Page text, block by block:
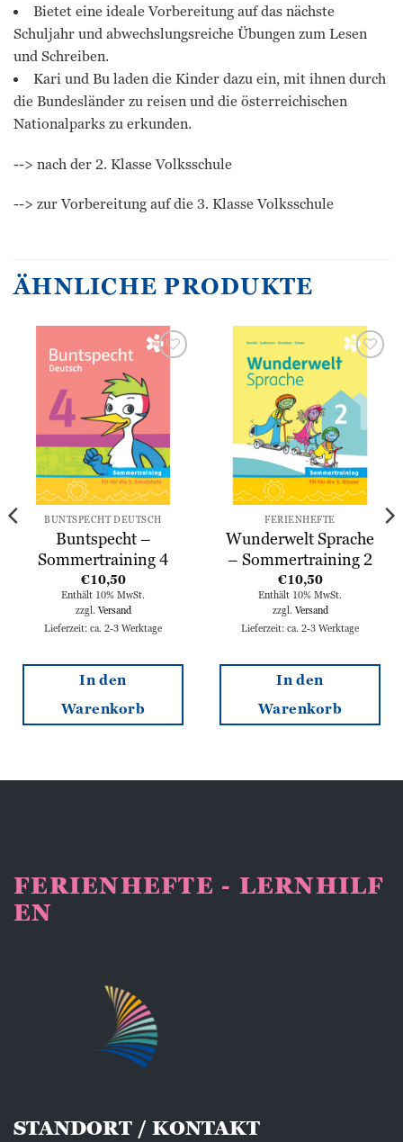
Bietet eine ideale Vorbereitung auf das nächste
Schuljahr und abwechslungsreiche Übungen zum Lesen
und Schreiben.
Kari und Bu laden die Kinder dazu ein, mit ihnen durch
die Bundesländer zu reisen und die österreichischen
Nationalparks zu erkunden.
--> nach der 2. Klasse Volksschule
--> zur Vorbereitung auf die 3. Klasse Volksschule
ÄHNLICHE PRODUKTE
Wunschliste
hinzufügen
BUNTSPECHT DEUTSCH
Buntspecht –
Sommertraining 4
€10,50
Enthält 10% MwSt.
zzgl. Versand
Lieferzeit: ca. 2-3 Werktage
In den
Warenkorb
hinzufügen
FERIENHEFTE
Wunderwelt Sprache
– Sommertraining 2
€10,50
Enthält 10% MwSt.
zzgl. Versand
Lieferzeit: ca. 2-3 Werktage
In den
Warenkorb
FERIENHEFTE - LERNHILF
EN
STANDORT / KONTAKT